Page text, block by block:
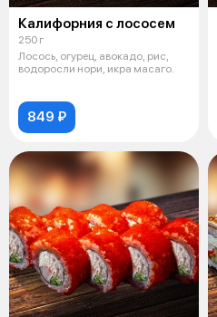
Калифорния с лососем
250 г
Лосось, огурец, авокадо, рис,
водоросли нори, икра масаго.
849 ₽